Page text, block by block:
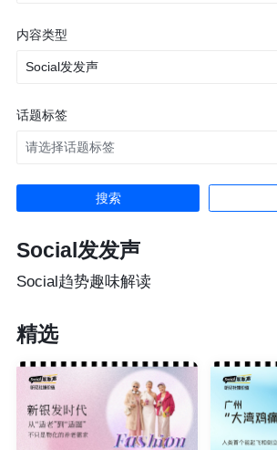
内容类型
Social发发声
话题标签
请选择话题标签
Social发发声
Social趋势趣味解读
精选